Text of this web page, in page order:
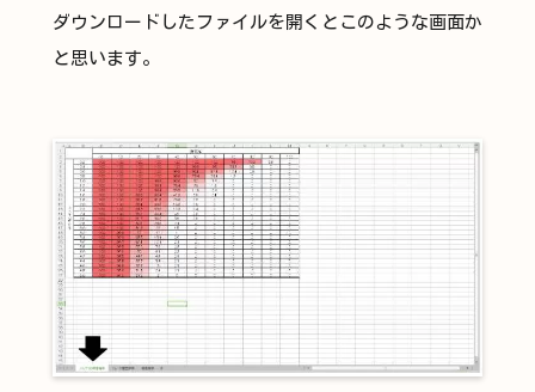
ダウンロードしたファイルを開くとこのような画面か
と思います。